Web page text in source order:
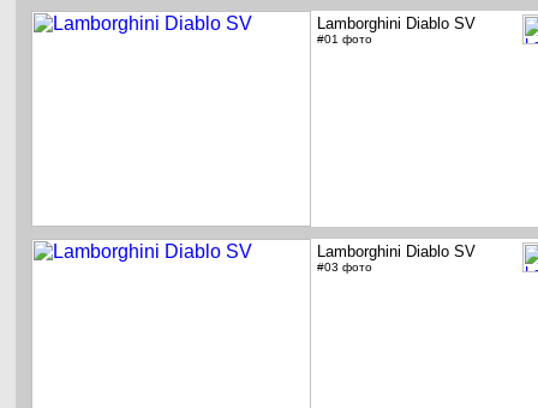
Lamborghini Diablo SV
#01 фото
Lamborghini Diablo SV
#03 фото